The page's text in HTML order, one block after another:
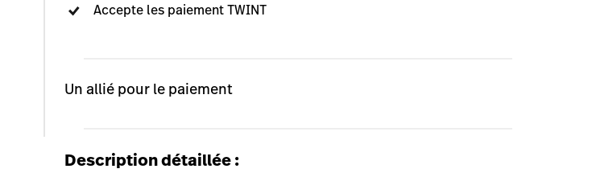
Accepte les paiementTWINT
Un allié pour le paiement
Description détaillée :